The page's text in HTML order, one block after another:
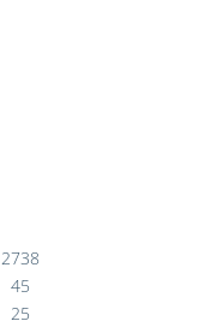
2738
45
25